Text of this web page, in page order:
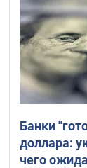
Банки
доллара:
чего